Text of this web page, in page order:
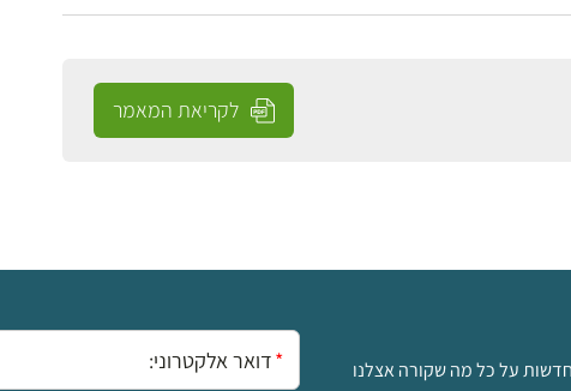
לקריאת המאמר
על כל מה שקורה אצלנו
אימייל: